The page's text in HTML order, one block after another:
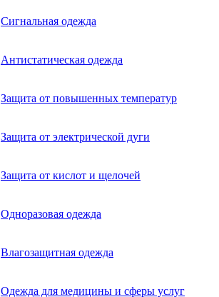
Сигнальная одежда
Антистатическая одежда
Защита от повышенных температур
Защита от электрической дуги
Защита от кислот и щелочей
Одноразовая одежда
Влагозащитная одежда
Одежда для медицины и сферы услуг